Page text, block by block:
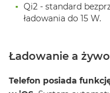
R
A
W
ł
Qi2 - standard
ładowania do 15 W.
Ładowanie a
Telefon posiada